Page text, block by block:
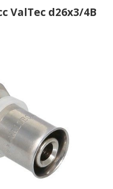
ValTec d26х3/4В